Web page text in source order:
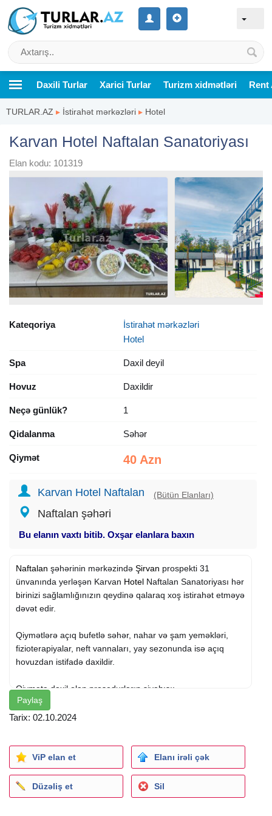
Daxili Turlar Xarici Turlar Turizm xidmətləri Rent
TURLAR.AZ ▸ İstirahət mərkəzləri ▸ Hotel
Karvan Hotel Naftalan Sanatoriyası
Elan kodu: 101319
Kateqoriya
İstirahət mərkəzləri
Hotel
Spa Daxil deyil
Hovuz Daxildir
Neçə günlük? 1
Qidalanma Səhər
Qiymət 40 Azn
Karvan Hotel Naftalan (Bütün Elanları)
Naftalan şəhəri
Bu elanın vaxtı bitib. Oxşar elanlara baxın
Naftalan şəhərinin mərkəzində Şirvan prospekti 31
ünvanında yerləşən Karvan Hotel Naftalan Sanatoriyası hər
birinizi sağlamlığınızın qeydinə qalaraq xoş istirahət etməyə
dəvət edir.
Qiymətlərə açıq bufetlə səhər, nahar və şam yeməkləri,
fizioterapiyalar, neft vannaları, yay sezonunda isə açıq
hovuzdan istifadə daxildir.
Qiymətə daxil olan prosedurların siyahısı:
- Terapevt müayinəsi
- Uroloq müayinəsi
- Fonofarez
- Amplipuls
- Darsonval
- Maqnitoterapiya
Paylaş
Tarix: 02.10.2024
ViP elan et Elanı irəli çək
Düzəliş et Sil